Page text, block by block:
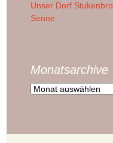
Unser Dorf
Senne
Monatsarchive
Monatsarchive